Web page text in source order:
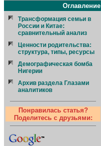
Оглавление
Трансформация семьи в
России и Китае:
сравнительный анализ
Ценности родительства:
структура, типы, ресурсы
Демографическая бомба
Нигерии
Архив раздела Глазами
аналитиков
Понравилась статья?
Поделитесь с друзьями: